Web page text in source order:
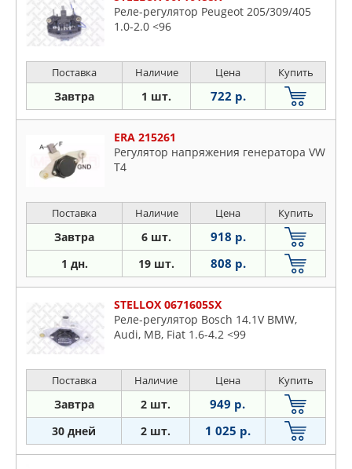
Реле-регулятор Peugeot 205/309/405
1.0-2.0 <96
Поставка Наличие Цена Купить
Завтра 1 шт. 722 р.
ERA 215261
Регулятор напряжения генератора VW
T4
Поставка Наличие Цена Купить
Завтра 6 шт. 918 р.
1 дн. 19 шт. 808 р.
STELLOX 0671605SX
Реле-регулятор Bosch 14.1V BMW,
Audi, MB, Fiat 1.6-4.2 <99
Поставка Наличие Цена Купить
Завтра 2 шт. 949 р.
30 дней 2 шт. 1 025 р.